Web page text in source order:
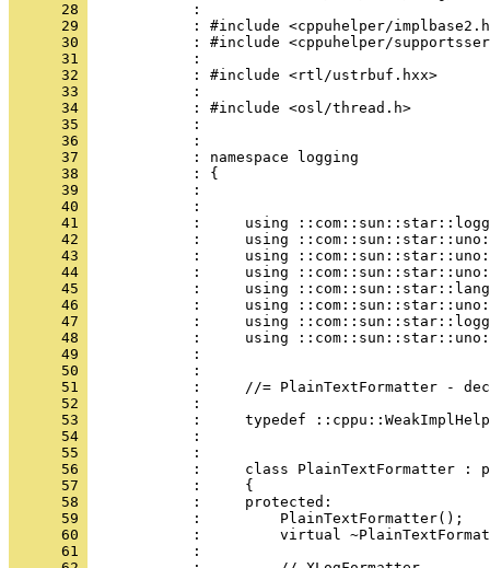
      28
      29
      30
      31
      32
      33
      34
      35
      36
      37
      38
      39
      40
      41
      42
      43
      44
      45
      46
      47
      48
      49
      50
      51
      52
      53
      54
      55
      56
      57
      58
      59
      60
      61